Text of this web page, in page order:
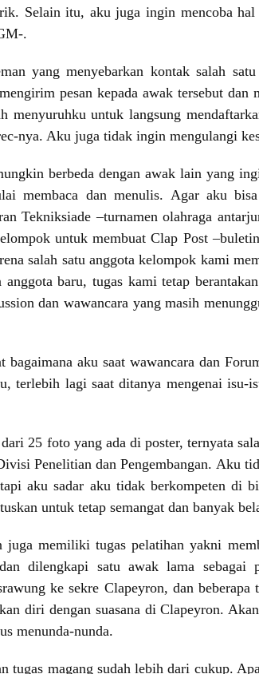
Selain itu, aku juga ingin mencoba
.
yang menyebarkan kontak salah
pesan kepada awak tersebut
untuk langsung
nya. Aku juga tidak ingin mengulangi
berbeda dengan awak lain yang
membaca dan menulis. Agar aku
Tekniksiade –turnamen olahraga
untuk membuat Clap Post
salah satu anggota kelompok kami
baru, tugas kami tetap
dan wawancara yang masih
bagaimana aku saat wawancara dan
terlebih lagi saat ditanya mengenai isu-
25 foto yang ada di poster, ternyata
Penelitian dan Pengembangan. Aku
aku sadar aku tidak berkompeten
untuk tetap semangat dan banyak
juga memiliki tugas pelatihan yakni
dilengkapi satu awak lama sebagai
ke sekre Clapeyron, dan
diri dengan suasana di Clapeyron.
menunda-nunda.
tugas magang sudah lebih dari cukup.